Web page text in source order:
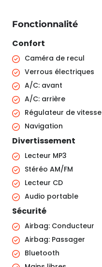
Fonctionnalité
Confort
Caméra de recul
Verrous électriques
A/C: avant
A/C: arrière
Régulateur de vitesse
Navigation
Divertissement
Lecteur MP3
Stéréo AM/FM
Lecteur CD
Audio portable
Sécurité
Airbag: Conducteur
Airbag: Passager
Bluetooth